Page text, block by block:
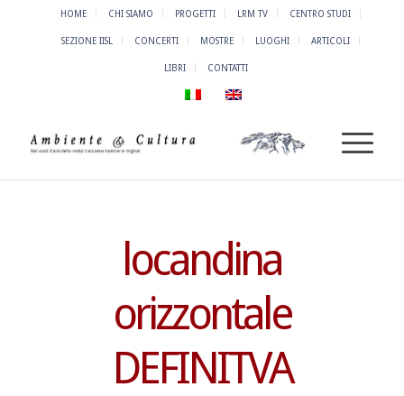
HOME CHI SIAMO PROGETTI LRM TV CENTRO STUDI
SEZIONE IISL CONCERTI MOSTRE LUOGHI ARTICOLI
LIBRI CONTATTI
locandina
orizzontale
DEFINITVA